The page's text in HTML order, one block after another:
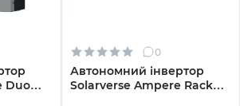
Duo
0
Автономний інвертор
Solarverse Ampere Rack